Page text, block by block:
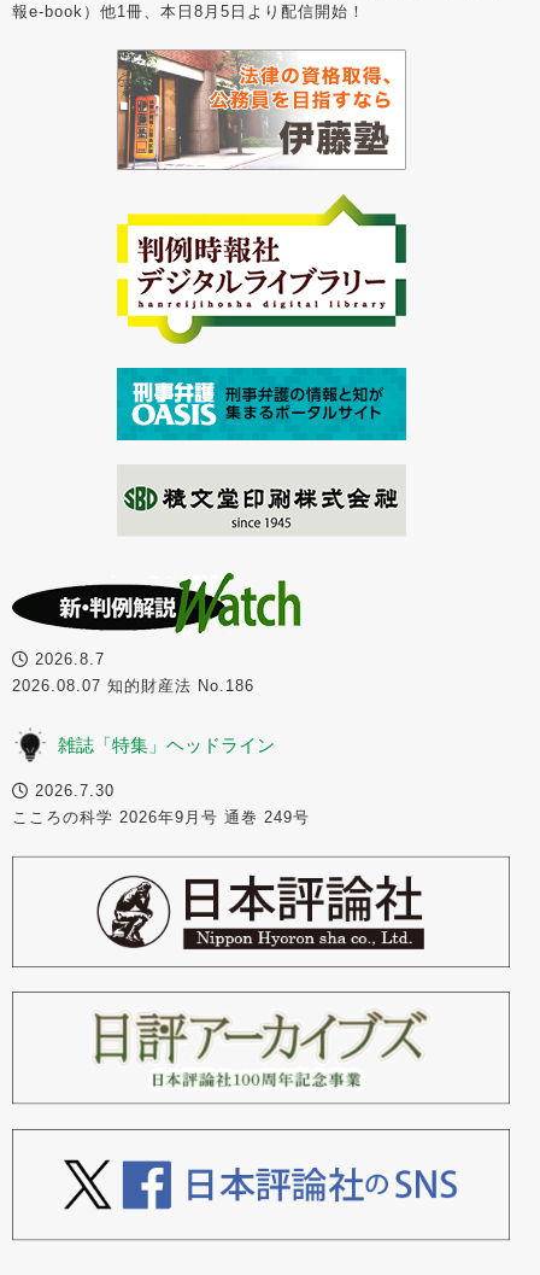
報e-book）他1冊、本日8月5日より配信開始！
2026.8.7
2026.08.07 知的財産法 No.186
雑誌「特集」ヘッドライン
2026.7.30
こころの科学 2026年9月号 通巻 249号